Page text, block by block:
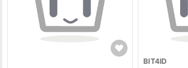
BIT4ID